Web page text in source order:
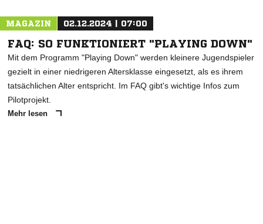
MAGAZIN 02.12.2024 | 07:00
FAQ: SO FUNKTIONIERT "PLAYING DOWN"
Mit dem Programm "Playing Down" werden kleinere Jugendspieler
gezielt in einer niedrigeren Altersklasse eingesetzt, als es ihrem
tatsächlichen Alter entspricht. Im FAQ gibt's wichtige Infos zum
Pilotprojekt.
Mehr lesen